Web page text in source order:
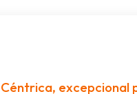
Céntrica, excepcional